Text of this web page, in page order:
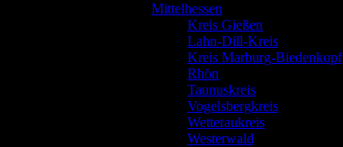
Mittelhessen
Kreis Gießen
Lahn-Dill-Kreis
Kreis Marburg-Biedenkopf
Rhön
Taunuskreis
Vogelsbergkreis
Wetteraukreis
Westerwald